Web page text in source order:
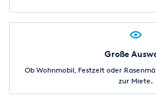
Große
Ob Wohnmobil, Festzelt oder
zur Miete.